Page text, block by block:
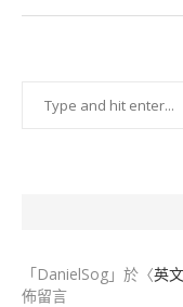
「DanielSog 」於〈英
佈留言